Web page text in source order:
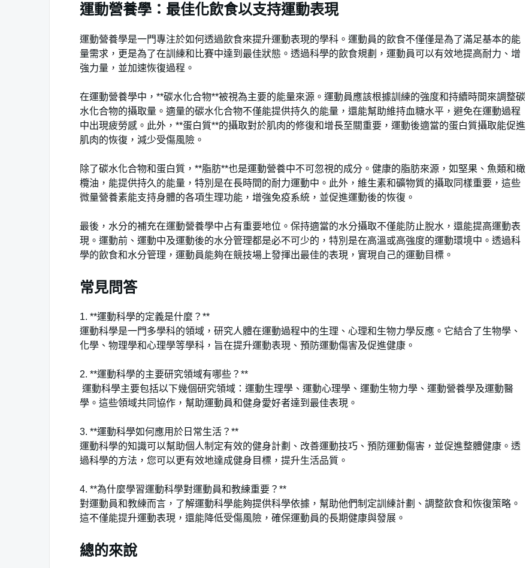
運動營養學：最佳化飲食以支持運動表現
運動營養學是一門專注於如何透過飲食來提升運動表現的學科。運動員的飲食不僅僅是為了滿足基本的能
量需求，更是為了在訓練和比賽中達到最佳狀態。透過科學的飲食規劃，運動員可以有效地提高耐力、增
強力量，並加速恢復過程。
在運動營養學中，**碳水化合物**被視為主要的能量來源。運動員應該根據訓練的強度和持續時間來調整碳
水化合物的攝取量。適量的碳水化合物不僅能提供持久的能量，還能幫助維持血糖水平，避免在運動過程
中出現疲勞感。此外，**蛋白質**的攝取對於肌肉的修復和增長至關重要，運動後適當的蛋白質攝取能促進
肌肉的恢復，減少受傷風險。
除了碳水化合物和蛋白質，**脂肪**也是運動營養中不可忽視的成分。健康的脂肪來源，如堅果、魚類和橄
欖油，能提供持久的能量，特別是在長時間的耐力運動中。此外，維生素和礦物質的攝取同樣重要，這些
微量營養素能支持身體的各項生理功能，增強免疫系統，並促進運動後的恢復。
最後，水分的補充在運動營養學中占有重要地位。保持適當的水分攝取不僅能防止脫水，還能提高運動表
現。運動前、運動中及運動後的水分管理都是必不可少的，特別是在高溫或高強度的運動環境中。透過科
學的飲食和水分管理，運動員能夠在競技場上發揮出最佳的表現，實現自己的運動目標。
常見問答
1. **運動科學的定義是什麼？**
運動科學是一門多學科的領域，研究人體在運動過程中的生理、心理和生物力學反應。它結合了生物學、
化學、物理學和心理學等學科，旨在提升運動表現、預防運動傷害及促進健康。
2.⁣ **運動科學的主要研究領域有哪些？**
⁤ 運動科學主要包括以下幾個研究領域：運動生理學、運動心理學、運動生物力學、運動營養學及運動醫
學。這些領域共同協作，幫助運動員和健身愛好者達到最佳表現。
3. **運動科學如何應用於日常生活？**
運動科學的知識可以幫助個人制定有效的健身計劃、改善運動技巧、預防運動傷害，並促進整體健康。透
過科學的方法，您可以更有效地達成健身目標，提升生活品質。
4. **為什麼學習運動科學對運動員和教練重要？**⁣
對運動員和教練而言，了解運動科學能夠提供科學依據，幫助他們制定訓練計劃、調整飲食和恢復策略。
這不僅能提升運動表現，還能降低受傷風險，確保運動員的長期健康與發展。
總的來說